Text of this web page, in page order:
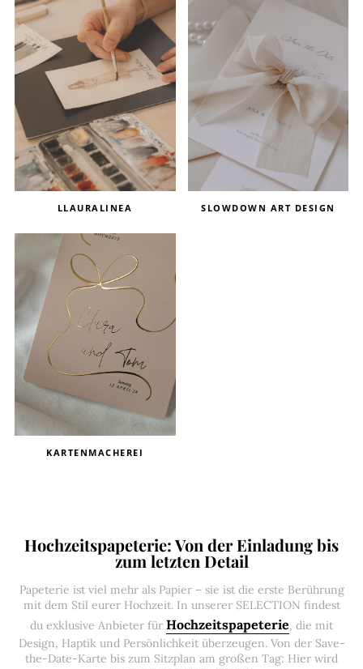
LLAURALINEA SLOWDOWN ART DESIGN
KARTENMACHEREI
Hochzeitspapeterie: Von der Einladung bis
zum letzten Detail
Papeterie ist viel mehr als Papier – sie ist die erste Berührung
mit dem Stil eurer Hochzeit. In unserer SELECTION findest
du exklusive Anbieter für Hochzeitspapeterie, die mit
Design, Haptik und Persönlichkeit überzeugen. Von der Save-
the-Date-Karte bis zum Sitzplan am großen Tag: Hier wird